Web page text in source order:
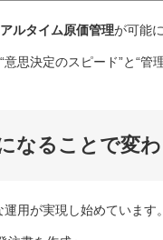
アルタイム原価管理が可能に
思決定のスピード”と“管
なることで変
用が実現し始めています。